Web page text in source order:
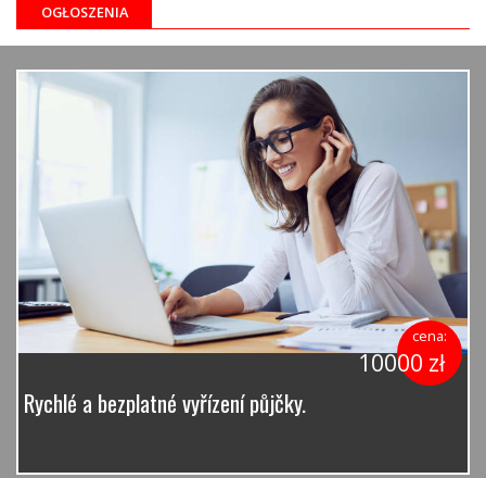
OGŁOSZENIA
cena:
10000 zł
Rychlé a bezplatné vyřízení půjčky.